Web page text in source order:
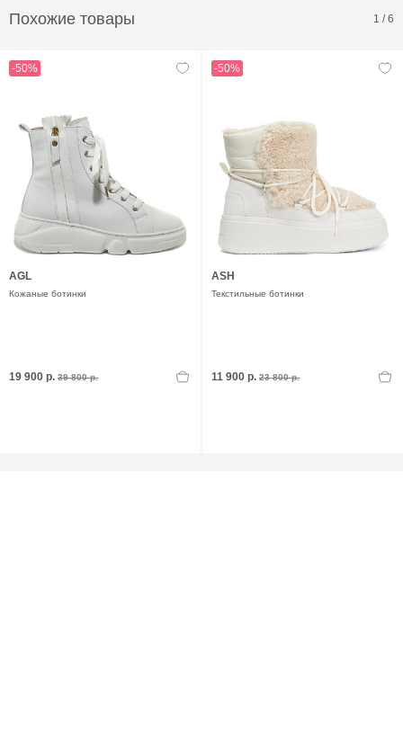
Похожие товары 1 /6
-50%
AGL
Кожаные ботинки
19 900 р. 39 800 р.
-50%
ASH
Текстильные ботинки
11 900 р. 23 800 р.